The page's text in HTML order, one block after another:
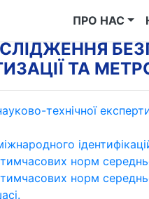
ПРО НАС
ТА
технічної
норм
норм